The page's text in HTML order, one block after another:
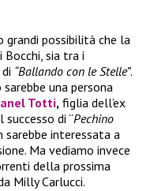
grandi possibilità che la
Bocchi, sia tra i
“Ballando con le Stelle”.
una persona
Totti, figlia dell’ex
di “Pechino
sarebbe interessata a
Ma vediamo invece
della prossima
Milly Carlucci.